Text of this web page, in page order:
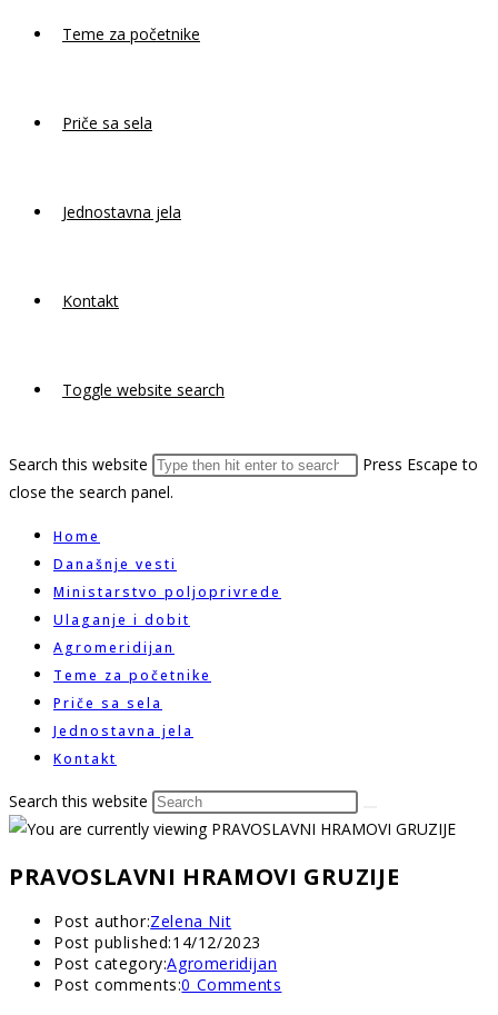
Teme za početnike
Priče sa sela
Jednostavna jela
Kontakt
Toggle website search
Search this website
Press Escape to
close the search panel.
Home
Današnje vesti
Ministarstvo poljoprivrede
Ulaganje i dobit
Agromeridijan
Teme za početnike
Priče sa sela
Jednostavna jela
Kontakt
Search this website
PRAVOSLAVNI HRAMOVI GRUZIJE
Post author:Zelena Nit
Post published:14/12/2023
Post category:Agromeridijan
Post comments:0 Comments